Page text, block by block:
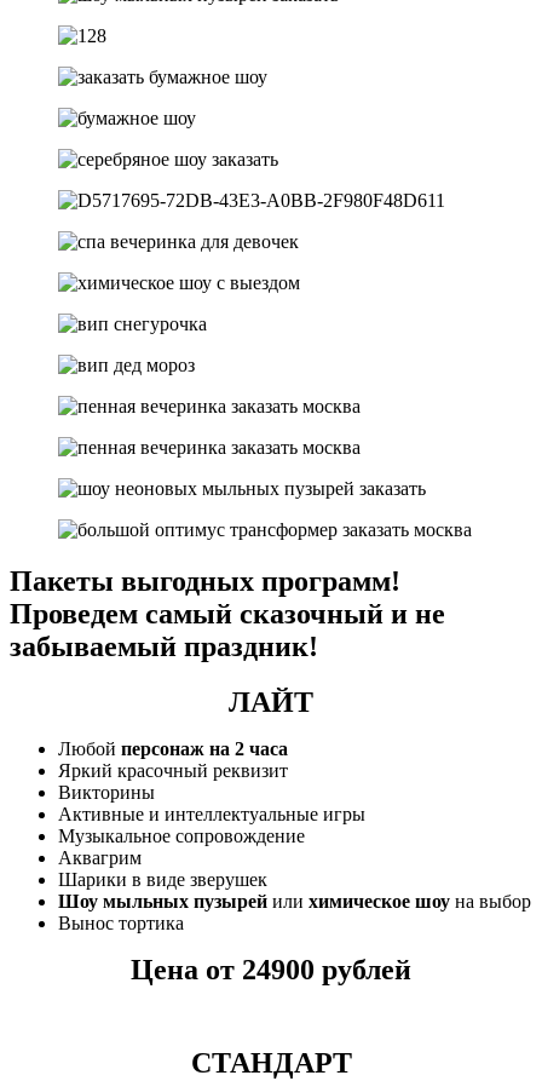
Пакеты выгодных программ!
Проведем самый сказочный и не
забываемый праздник!
ЛАЙТ
Любой персонаж на 2 часа
Яркий красочный реквизит
Викторины
Активные и интеллектуальные игры
Музыкальное сопровождение
Аквагрим
Шарики в виде зверушек
Шоу мыльных пузырей или химическое шоу на выбор
Вынос тортика
Цена от 24900 рублей
СТАНДАРТ